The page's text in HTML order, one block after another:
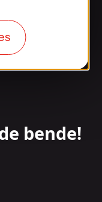
bende!